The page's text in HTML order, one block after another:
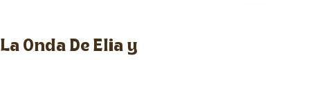
Onda De Elia y